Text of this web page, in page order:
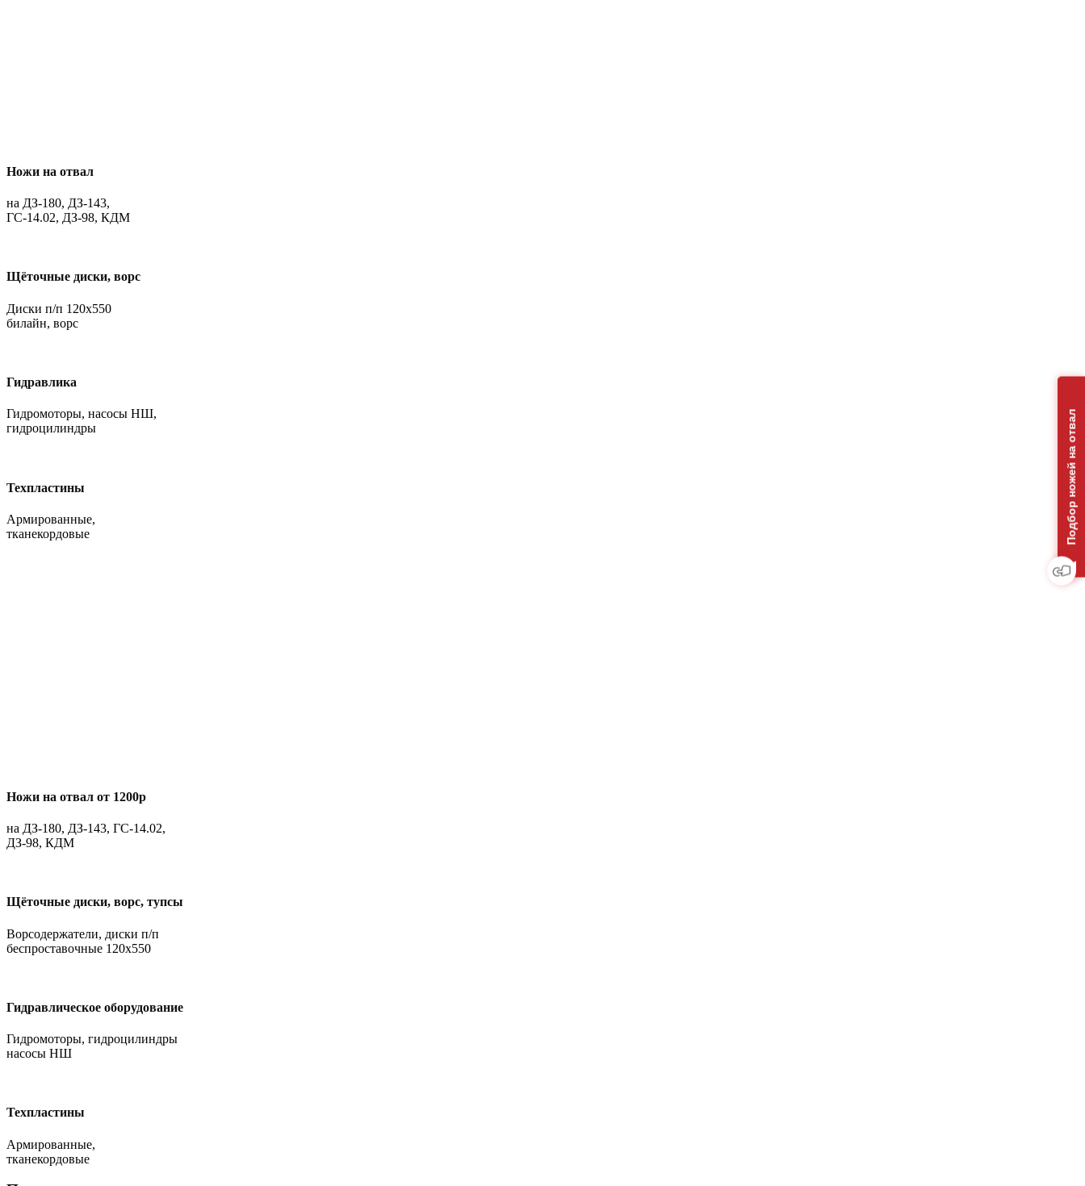
Ножи на отвал
на ДЗ-180, ДЗ-143,
ГС-14.02, ДЗ-98, КДМ
Щёточные диски, ворс
Диски п/п 120х550
билайн, ворс
Гидравлика
Гидромоторы, насосы НШ,
гидроцилиндры
Техпластины
Армированные,
тканекордовые
Ножи на отвал от 1200р
на ДЗ-180, ДЗ-143, ГС-14.02,
ДЗ-98, КДМ
Щёточные диски, ворс, тупсы
Ворсодержатели, диски п/п
беспроставочные 120х550
Гидравлическое оборудование
Гидромоторы, гидроцилиндры
насосы НШ
Техпластины
Армированные,
тканекордовые
Подбор ножей на отвал